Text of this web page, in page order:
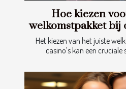
Hoe kiezen
welkomstpakket bij
Het kiezen van het juiste
casino’s kan een cruciale